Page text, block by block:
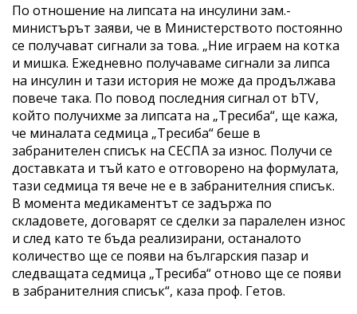
По отношение на липсата на инсулини зам.-
министърът заяви, че в Министерството постоянно
се получават сигнали за това. „Ние играем на котка
и мишка. Ежедневно получаваме сигнали за липса
на инсулин и тази история не може да продължава
повече така. По повод последния сигнал от bTV,
който получихме за липсата на „Тресиба“, ще кажа,
че миналата седмица „Тресиба“ беше в
забранителен списък на СЕСПА за износ. Получи се
доставката и тъй като е отговорено на формулата,
тази седмица тя вече не е в забранителния списък.
В момента медикаментът се задържа по
складовете, договарят се сделки за паралелен износ
и след като те бъда реализирани, останалото
количество ще се появи на българския пазар и
следващата седмица „Тресиба“ отново ще се появи
в забранителния списък“, каза проф. Гетов.